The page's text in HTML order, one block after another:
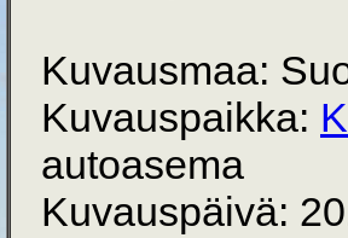
Kuvausmaa:
Kuvauspaikka:
autoasema
Kuvauspäivä: